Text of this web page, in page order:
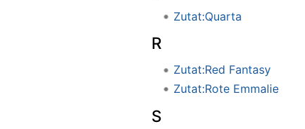
Zutat:Quarta
R
Zutat:Red Fantasy
Zutat:Rote Emmalie
S